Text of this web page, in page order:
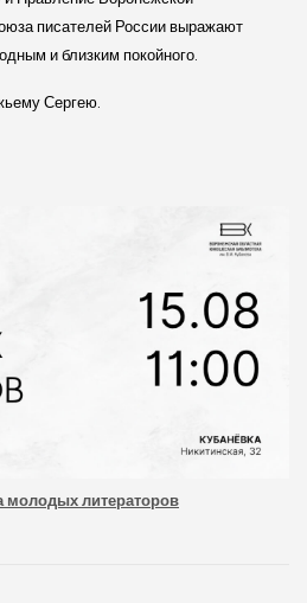
писателей России выражают
и близким покойного.
Сергею.
молодых литераторов